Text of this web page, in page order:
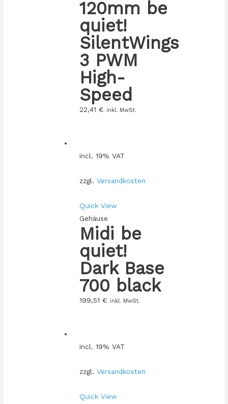
120mm be
quiet!
SilentWings
3 PWM
High-
Speed
22,41 € inkl. MwSt.
incl. 19% VAT
zzgl. Versandkosten
Quick View
Gehäuse
Midi be
quiet!
Dark Base
700 black
199,51 € inkl. MwSt.
incl. 19% VAT
zzgl. Versandkosten
Quick View